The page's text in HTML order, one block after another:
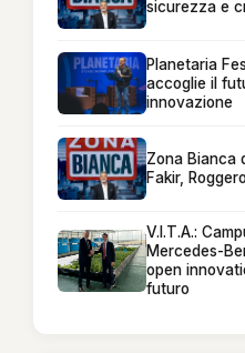
sicurezza e
Planetaria
accoglie il
innovazione
Zona Bianca
Fakir,
V.I.T.A.:
Mercedes-
open
futuro